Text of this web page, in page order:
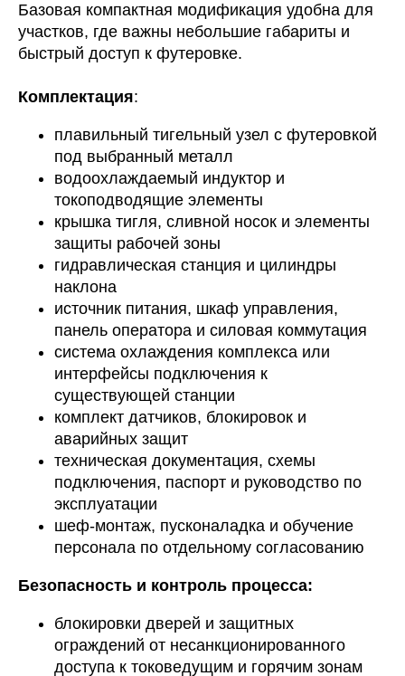
Базовая компактная модификация удобна для
участков, где важны небольшие габариты и
быстрый доступ к футеровке.
Комплектация:
плавильный тигельный узел с футеровкой
под выбранный металл
водоохлаждаемый индуктор и
токоподводящие элементы
крышка тигля, сливной носок и элементы
защиты рабочей зоны
гидравлическая станция и цилиндры
наклона
источник питания, шкаф управления,
панель оператора и силовая коммутация
система охлаждения комплекса или
интерфейсы подключения к
существующей станции
комплект датчиков, блокировок и
аварийных защит
техническая документация, схемы
подключения, паспорт и руководство по
эксплуатации
шеф-монтаж, пусконаладка и обучение
персонала по отдельному согласованию
Безопасность и контроль процесса:
блокировки дверей и защитных
ограждений от несанкционированного
доступа к токоведущим и горячим зонам